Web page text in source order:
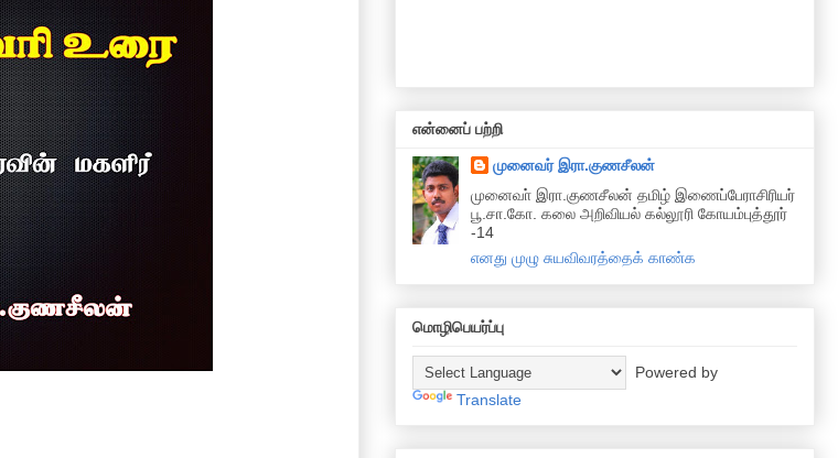
என்னைப் பற்றி
முனைவர் இரா.குணசீலன்
முனைவா் இரா.குணசீலன் தமிழ் இணைப்பேராசிரியர்
பூ.சா.கோ. கலை அறிவியல் கல்லூரி கோயம்புத்தூர்
-14
எனது முழு சுயவிவரத்தைக் காண்க
மொழிபெயர்ப்பு
Powered by
Translate